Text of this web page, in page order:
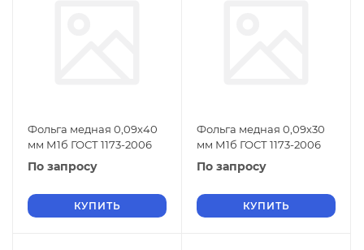
Фольга медная 0,09х40
мм М1б ГОСТ 1173-2006
По запросу
КУПИТЬ
Фольга медная 0,09х30
мм М1б ГОСТ 1173-2006
По запросу
КУПИТЬ